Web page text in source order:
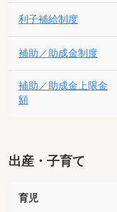
利子補給制度
補助／助成金制度
補助／助成金上限金
額
出産・子育て
育児